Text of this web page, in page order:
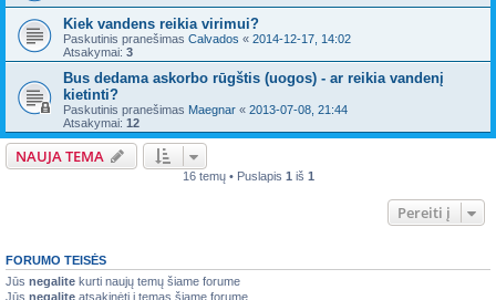
Kiek vandens reikia virimui?
Paskutinis pranešimas Calvados « 2014-12-17, 14:02
Atsakymai: 3
Bus dedama askorbo rūgštis (uogos) - ar reikia vandenį
kietinti?
Paskutinis pranešimas Maegnar « 2013-07-08, 21:44
Atsakymai: 12
NAUJA TEMA
16 temų • Puslapis 1 iš 1
Pereiti į
FORUMO TEISĖS
Jūs negalite kurti naujų temų šiame forume
Jūs negalite atsakinėti į temas šiame forume